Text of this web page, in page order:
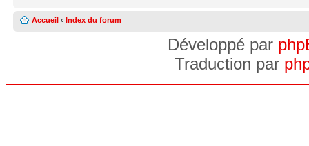
Accueil ‹ Index du forum
Développé par
Traduction par